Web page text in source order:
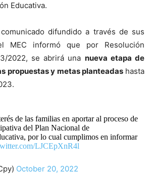
Educativa.
difundido a través de sus
MEC informó que por Resolución
2022, se abrirá una nueva etapa de
propuestas y metas planteadas hasta
de las familias en aportar al proceso de
del Plan Nacional de
por lo cual cumplimos en informar
LJCEpXnR4l
October 20, 2022